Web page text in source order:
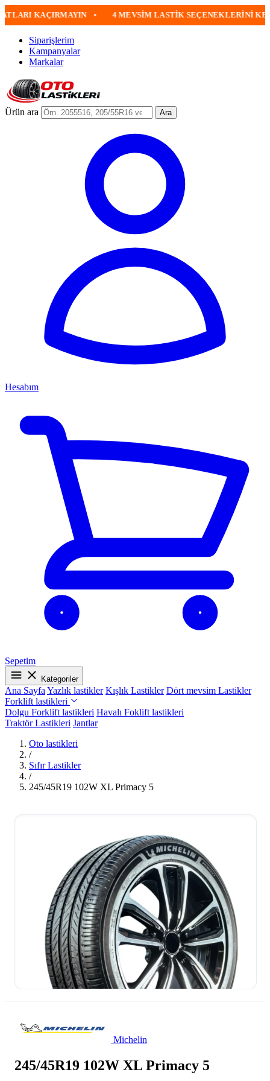
KAÇIRMAYIN • 4 MEVSIM LASTIK SEÇENEKLERINI
Siparişlerim
Kampanyalar
Markalar
Ürün ara Ara
Hesabım
Sepetim
Kategoriler
Ana Sayfa Yazlık lastikler Kışlık Lastikler Dört mevsim Lastikler
Forklift lastikleri
Dolgu Forklift lastikleri Havalı Foklift lastikleri
Traktör Lastikleri Jantlar
Oto lastikleri
/
Sıfır Lastikler
/
245/45R19 102W XL Primacy 5
Michelin
245/45R19 102W XL Primacy 5